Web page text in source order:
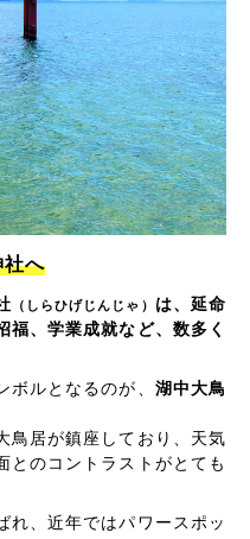
社へ
（しらひげじんじゃ）
は、延命
福、学業成就など、数多く
ボルとなるのが、 湖中大鳥
鳥居が鎮座しており、天気
とのコントラストがとても
れ、近年ではパワースポッ